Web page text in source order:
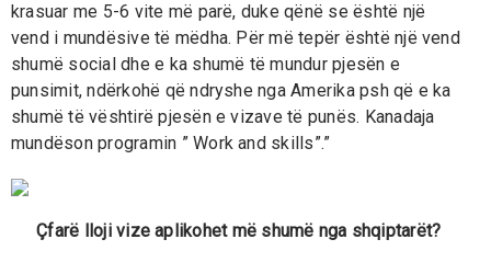
krasuar me 5-6 vite më parë, duke qënë se është një
vend i mundësive të mëdha. Për më tepër është një vend
shumë social dhe e ka shumë të mundur pjesën e
punsimit, ndërkohë që ndryshe nga Amerika psh që e ka
shumë të vështirë pjesën e vizave të punës. Kanadaja
mundëson programin ” Work and skills”.”
Çfarë lloji vize aplikohet më shumë nga shqiptarët?